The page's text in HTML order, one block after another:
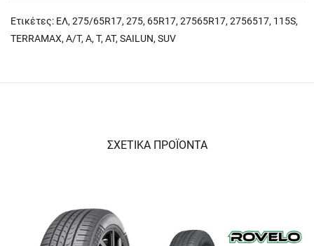
Ετικέτες: ΕΛ, 275/65R17, 275, 65R17, 27565R17, 2756517, 115S,
TERRAMAX, A/T, A, T, AT, SAILUN, SUV
ΣΧΕΤΙΚΑ ΠΡΟΪΟΝΤΑ